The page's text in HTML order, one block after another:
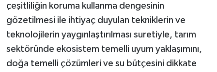
çeşitliliğin koruma kullanma dengesinin
gözetilmesi ile ihtiyaç duyulan tekniklerin ve
teknolojilerin yaygınlaştırılması suretiyle, tarım
sektöründe ekosistem temelli uyum yaklaşımını,
doğa temelli çözümleri ve su bütçesini dikkate